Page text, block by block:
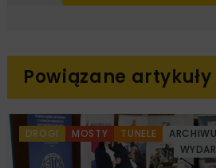
Powiązane artykuły
DROGI MOSTY TUNELE